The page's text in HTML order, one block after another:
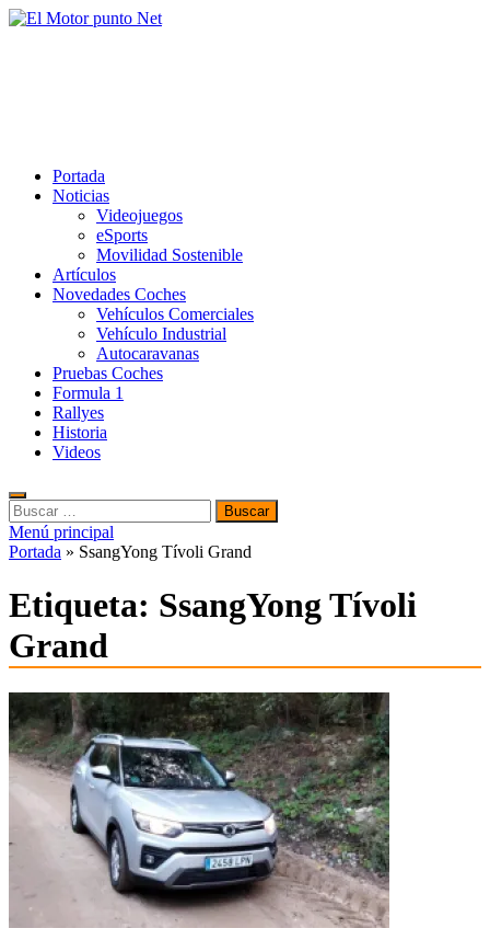
Saltar
Portada
Noticias
Videojuegos
eSports
Movilidad Sostenible
Artículos
Novedades Coches
Vehículos Comerciales
Vehículo Industrial
Autocaravanas
Pruebas Coches
Formula 1
Rallyes
Historia
Videos
Buscar:
Menú principal
Portada » SsangYong Tívoli Grand
Etiqueta: SsangYong Tívoli
Grand